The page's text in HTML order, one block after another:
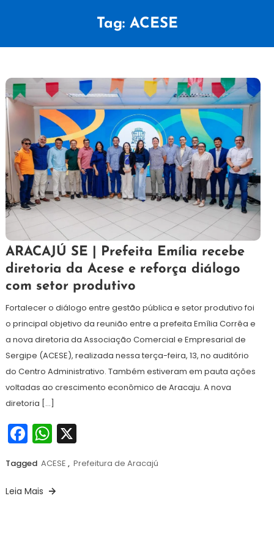
Tag: ACESE
14
de
maio
de
Maurilio
ARACAJÚ SE | Prefeita Emília recebe
diretoria da Acese e reforça diálogo
com setor produtivo
Fortalecer o diálogo entre gestão pública e setor produtivo foi
o principal objetivo da reunião entre a prefeita Emília Corrêa e
a nova diretoria da Associação Comercial e Empresarial de
Sergipe (ACESE), realizada nessa terça-feira, 13, no auditório
do Centro Administrativo. Também estiveram em pauta ações
voltadas ao crescimento econômico de Aracaju. A nova
diretoria […]
Facebook
WhatsApp
X
Tagged ACESE , Prefeitura de Aracajú
Leia Mais